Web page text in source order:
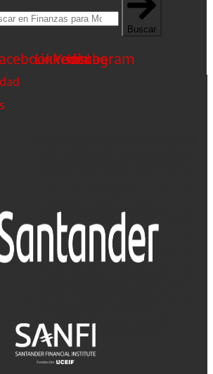
Buscar
Linkedin
Youtube
Instagram